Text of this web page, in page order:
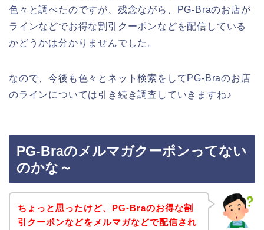
色々と調べたのですが、残念ながら、PG-Braのお店が
ラインなどでお得な割引クーポンなどを配信している
かどうかは分かりませんでした。
なので、今後も色々とネット検索をしてPG-Braのお店
のラインについては引き続き調査していきますね♪
PG-Braのメルマガクーポンってない
のかな～
ちょっと思ったけど、PG-Braのお得な割
引クーポンなどをメルマガなどで配信され